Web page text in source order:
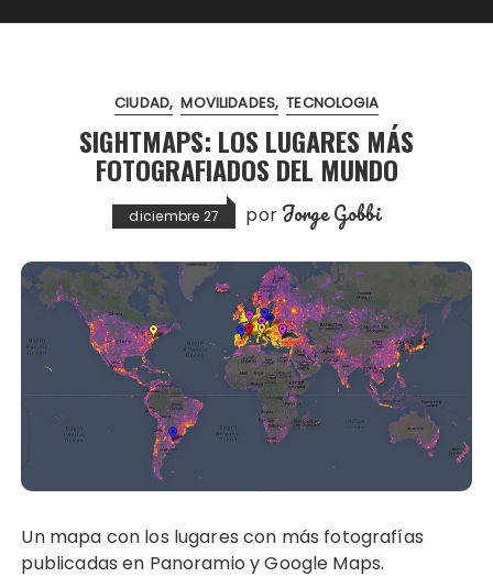
CIUDAD MOVILIDADES TECNOLOGIA
SIGHTMAPS: LOS LUGARES MÁS
FOTOGRAFIADOS DEL MUNDO
diciembre 27 por Jorge Gobbi
Un mapa con los lugares con más fotografías
publicadas en Panoramio y Google Maps.